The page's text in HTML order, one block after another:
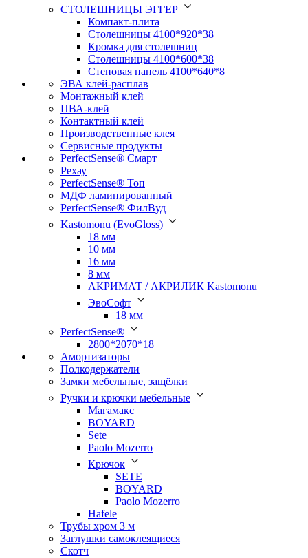
СТОЛЕШНИЦЫ ЭГГЕР
Компакт-плита
Столешницы 4100*920*38
Кромка для столешниц
Столешницы 4100*600*38
Стеновая панель 4100*640*8
ЭВА клей-расплав
Монтажный клей
ПВА-клей
Контактный клей
Производственные клея
Сервисные продукты
PerfectSense® Смарт
Рехау
PerfectSense® Топ
МДФ ламинированный
PerfectSense® ФилВуд
Kastomonu (EvoGloss)
18 мм
10 мм
16 мм
8 мм
АКРИМАТ / АКРИЛИК Kastomonu
ЭвоСофт
18 мм
PerfectSense®
2800*2070*18
Амортизаторы
Полкодержатели
Замки мебельные, защёлки
Ручки и крючки мебельные
Магамакс
BOYARD
Sete
Paolo Mozerro
Крючок
SETE
BOYARD
Paolo Mozerro
Hafele
Трубы хром 3 м
Заглушки самоклеящиеся
Скотч